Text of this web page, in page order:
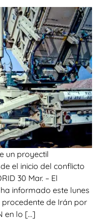
un proyectil
el inicio del conflicto
30 Mar. – El
informado este lunes
de Irán por
en lo […]